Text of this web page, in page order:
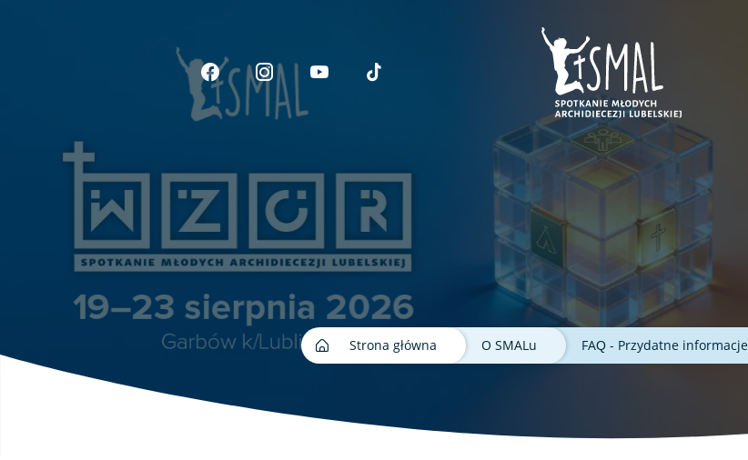
Link otwiera sie w nowej karcie
Link otwiera sie w nowej karcie
Link otwiera sie w nowej karcie
Link otwiera sie w nowej karcie
Strona główna O SMALu FAQ - Przydatne informacje